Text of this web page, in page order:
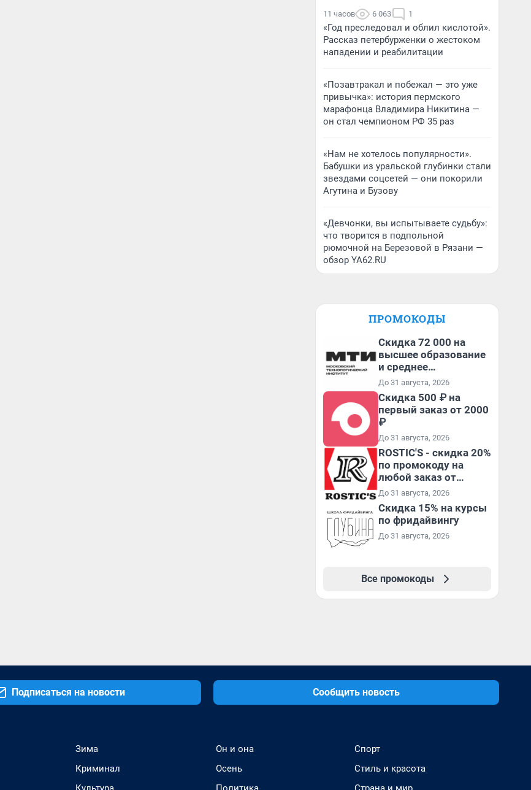
11 часов 6 063 1
«Год преследовал и облил кислотой».
Рассказ петербурженки о жестоком
нападении и реабилитации
«Позавтракал и побежал — это уже
привычка»: история пермского
марафонца Владимира Никитина —
он стал чемпионом РФ 35 раз
«Нам не хотелось популярности».
Бабушки из уральской глубинки стали
звездами соцсетей — они покорили
Агутина и Бузову
«Девчонки, вы испытываете судьбу»:
что творится в подпольной
рюмочной на Березовой в Рязани —
обзор YA62.RU
ПРОМОКОДЫ
Скидка 72 000 на
высшее образование
и среднее
специальное
образование в
первый год обучения
До 31 августа, 2026
Скидка 500 ₽ на
первый заказ от 2000
₽
До 31 августа, 2026
ROSTIC'S - скидка 20%
по промокоду на
любой заказ от
3199₽!
До 31 августа, 2026
Скидка 15% на курсы
по фридайвингу
До 31 августа, 2026
Все промокоды
Подписаться на новости Сообщить новость
Зима
Криминал
Он и она
Осень
Спорт
Стиль и красота